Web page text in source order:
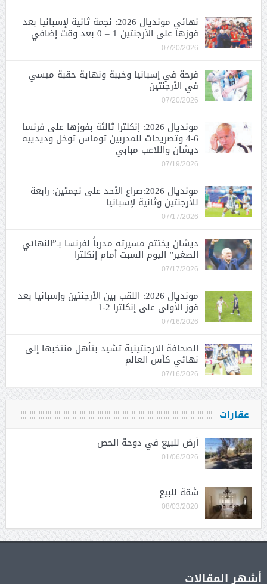
نهائي مونديال 2026: نجمة ثانية لإسبانيا بعد
فوزها على الأرجنتين 1 – 0 بعد وقت إضافي
07/20/2026
فرحة في إسبانيا وخيبة ونهاية حقبة ميسي
في الأرجنتين
07/20/2026
مونديال 2026: إنكلترا ثالثة بفوزها على فرنسا
6-4 وتصريحات للمدربين توماس توخل وديدييه
ديشان واللاعب مبابي
07/19/2026
مونديال 2026:صراع الأحد على نجمتين: رابعة
للأرجنتين وثانية لإسبانيا
07/17/2026
ديشان يختتم مسيرته مدرباً لفرنسا بـ”النهائي
الصغير” اليوم السبت أمام إنكلترا
07/17/2026
مونديال 2026: اللقب بين الأرجنتين وإسبانيا بعد
فوز الأولى على إنكلترا 2-1
07/16/2026
الصحافة الارجنتينية تشيد بتأهل منتخبها إلى
نهائي كأس العالم
07/16/2026
عقارات
أرض للبيع في دوحة الحص
01/06/2026
شقة للبيع
08/03/2020
أشهر المقالات